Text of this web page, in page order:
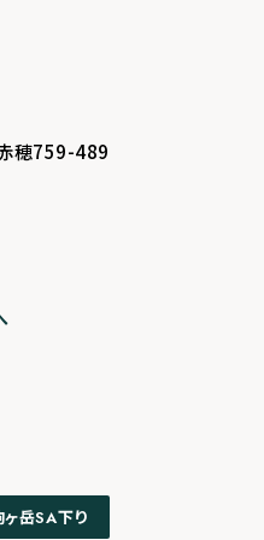
穂759-489
岳SA下り